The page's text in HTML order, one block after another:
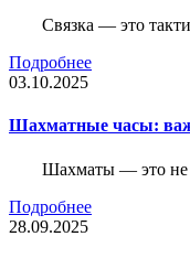
Связка — это
Подробнее
03.10.2025
Шахматные часы:
Шахматы — это не
Подробнее
28.09.2025